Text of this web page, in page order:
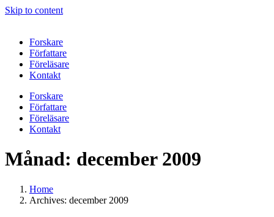
Skip to content
Forskare
Författare
Föreläsare
Kontakt
Forskare
Författare
Föreläsare
Kontakt
Månad: december 2009
Home
Archives: december 2009